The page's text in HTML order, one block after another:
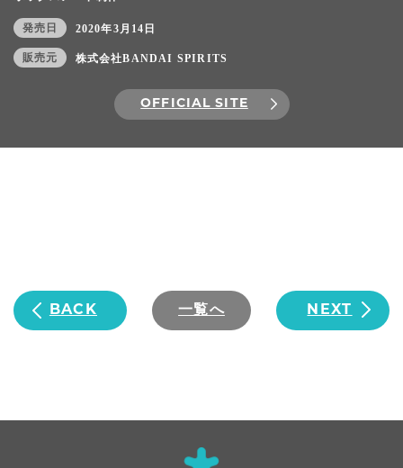
発売日 2020年3月14日
販売元 株式会社BANDAI SPIRITS
OFFICIAL SITE
BACK 一覧へ NEXT